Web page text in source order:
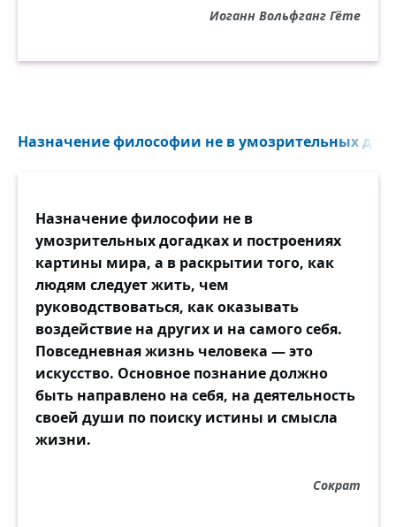
Иоганн Вольфганг Гёте
Назначение философии не в умозрительных
Назначение философии не в
умозрительных догадках и построениях
картины мира, а в раскрытии того, как
людям следует жить, чем
руководствоваться, как оказывать
воздействие на других и на самого себя.
Повседневная жизнь человека — это
искусство. Основное познание должно
быть направлено на себя, на деятельность
своей души по поиску истины и смысла
жизни.
Сократ